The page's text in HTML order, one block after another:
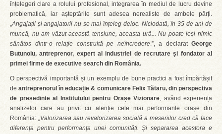
înțelegeri clare a rolului profesional, integrarea în mediul de lucru devine
problematică, iar așteptările sunt adesea nerealiste de ambele părți.
„Angajații și angajatorii nu se mai înțeleg deloc. Niciodată, în 35 de ani de
muncă, nu am văzut această tensiune, aceasta ură... Nu poate ieși nimic
sănătos dintr-o relație construită pe neîncredere.”, a declarat George
Butunoiu, antreprenor, expert al industriei de recrutare și fondator al
primei firme de executive search din România.
O perspectivă importantă și un exemplu de bune practici a fost împărtășit
deantreprenorul în educație & comunicare Felix Tătaru, din perspectiva
de președinte al Institutului pentru Orașe Vizionare, având experiența
analizelor care au privit cu atenție cele mai performante orașe din
România: „Valorizarea sau revalorizarea socială a meseriilor cred că face
diferența pentru performanța unei comunități. Și separarea acestora e